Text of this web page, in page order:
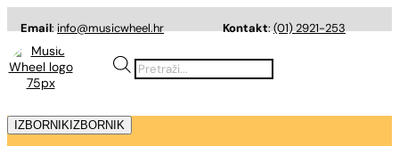
Email:info@musicwheel.hr Kontakt:(01) 2921-253
Products
search
IZBORNIK IZBORNIK